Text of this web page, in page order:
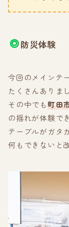
防災体験
今回のメインテ
たくさんありまし
その中でも町田
の揺れが体験で
テーブルがガタ
何もできないと